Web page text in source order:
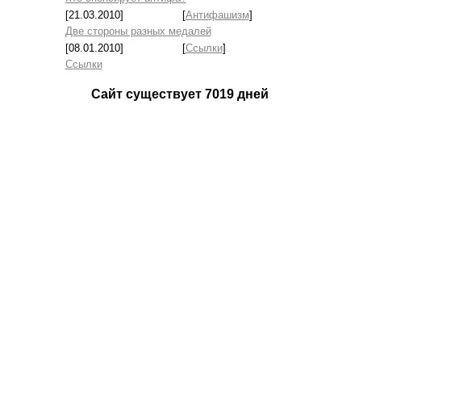
[21.03.2010]
[Антифашизм]
Две стороны разных медалей
[08.01.2010]
[Ссылки]
Ссылки
Сайт существует 7019 дней